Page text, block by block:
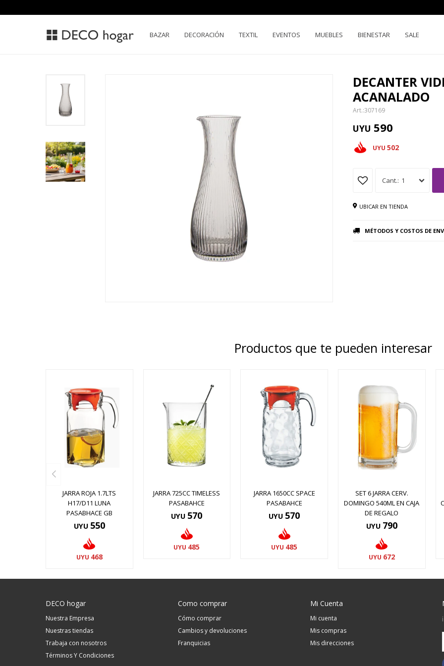
BAZAR DECORACIÓN TEXTIL EVENTOS MUEBLES BIENESTAR SALE
DECANTER
ACANALADO
307169
UYU 590
UYU 502
1
UBICAR EN TIENDA
MÉTODOS Y COSTOS DE
Productos que te pueden interesar
JARRA ROJA 1.7LTS
H17/D11 LUNA
PASABHACE GB
UYU 550
UYU 468
JARRA 725CC TIMELESS
PASABAHCE
UYU 570
UYU 485
JARRA 1650CC SPACE
PASABAHCE
UYU 570
UYU 485
SET 6 JARRA CERV.
DOMINGO 540ML EN CAJA
DE REGALO
UYU 790
UYU 672
DECO hogar
Nuestra Empresa
Nuestras tiendas
Trabaja con nosotros
Términos Y Condiciones
Como comprar
Cómo comprar
Cambios y devoluciones
Franquicias
Mi Cuenta
Mi cuenta
Mis compras
Mis direcciones